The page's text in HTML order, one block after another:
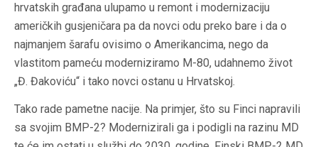
hrvatskih građana ulupamo u remont i modernizaciju
američkih gusjeničara pa da novci odu preko bare i da o
najmanjem šarafu ovisimo o Amerikancima, nego da
vlastitom pameću moderniziramo M-80, udahnemo život
„Đ. Đakoviću“ i tako novci ostanu u Hrvatskoj.
Tako rade pametne nacije. Na primjer, što su Finci napravili
sa svojim BMP-2? Modernizirali ga i podigli na razinu MD